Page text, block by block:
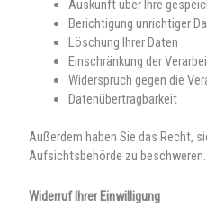
Auskunft über Ihre
Berichtigung unrichtiger
Löschung Ihrer Daten
Einschränkung der
Widerspruch gegen die
Datenübertragbarkeit
Außerdem haben Sie das Recht,
Aufsichtsbehörde zu beschweren.
Widerruf Ihrer Einwilligung